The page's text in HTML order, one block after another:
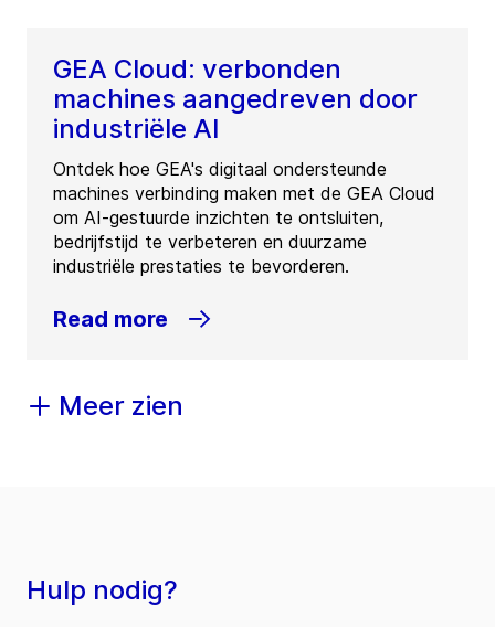
GEA Cloud: verbonden
machines aangedreven door
industriële AI
Ontdek hoe GEA's digitaal ondersteunde
machines verbinding maken met de GEA Cloud
om AI-gestuurde inzichten te ontsluiten,
bedrijfstijd te verbeteren en duurzame
industriële prestaties te bevorderen.
Read more
Meer zien
Hulp nodig?